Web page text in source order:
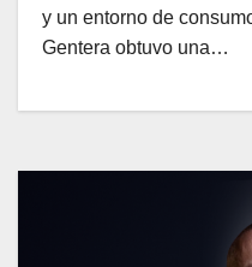
y un entorno de
Gentera obtuvo una…